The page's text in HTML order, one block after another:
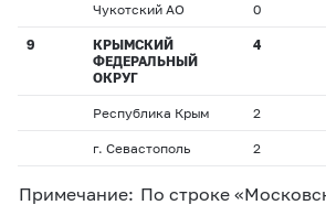
Чукотский АО 0
9
КРЫМСКИЙ
ФЕДЕРАЛЬНЫЙ
ОКРУГ
4
Республика Крым 2
г. Севастополь 2
Примечание: По строке